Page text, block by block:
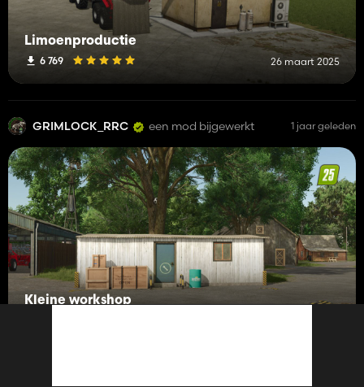
Limoenproductie
6 769 26 maart 2025
GRIMLOCK_RRC een mod bijgewerkt 1 jaar geleden
Kleine workshop